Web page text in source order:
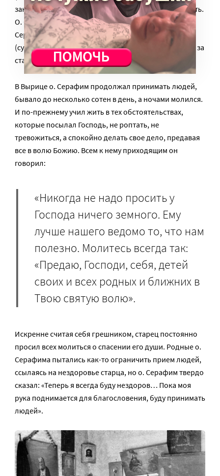
заключение медиков, немедленно благословил ехать.
О. Серафим подчинился. В 1930 году вместе с о.
Серафимом в Вырицу поехала и монахиня Христина
(супруга батюшки в миру Ольга) с внучкой для ухода за
старцем.
В Вырице о. Серафим продолжал принимать людей,
бывало до несколько сотен в день, а ночами молился.
И по-прежнему учил жить в тех обстоятельствах,
которые посылал Господь, не роптать, не
тревожиться, а спокойно делать свое дело, предавая
все в волю Божию. Всем к нему приходящим он
говорил:
«Никогда не надо просить у
Господа ничего земного. Ему
лучше нашего ведомо то, что нам
полезно. Молитесь всегда так:
«Предаю, Господи, себя, детей
своих и всех родных и ближних в
Твою святую волю».
Искренне считая себя грешником, старец постоянно
просил всех молиться о спасении его души. Родные о.
Серафима пытались как-то ограничить прием людей,
ссылаясь на нездоровье старца, но о. Серафим твердо
сказал: «Теперь я всегда буду нездоров… Пока моя
рука поднимается для благословения, буду принимать
людей».